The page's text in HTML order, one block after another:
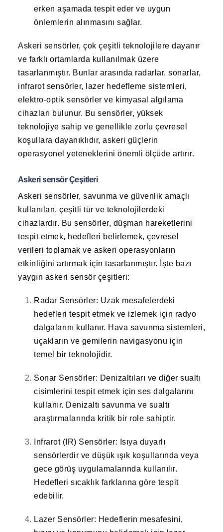
erken aşamada tespit eder ve uygun
önlemlerin alınmasını sağlar.
Askeri sensörler, çok çeşitli teknolojilere dayanır
ve farklı ortamlarda kullanılmak üzere
tasarlanmıştır. Bunlar arasında radarlar, sonarlar,
infrarot sensörler, lazer hedefleme sistemleri,
elektro-optik sensörler ve kimyasal algılama
cihazları bulunur. Bu sensörler, yüksek
teknolojiye sahip ve genellikle zorlu çevresel
koşullara dayanıklıdır, askeri güçlerin
operasyonel yeteneklerini önemli ölçüde artırır.
Askeri sensör Çeşitleri
Askeri sensörler, savunma ve güvenlik amaçlı
kullanılan, çeşitli tür ve teknolojilerdeki
cihazlardır. Bu sensörler, düşman hareketlerini
tespit etmek, hedefleri belirlemek, çevresel
verileri toplamak ve askeri operasyonların
etkinliğini artırmak için tasarlanmıştır. İşte bazı
yaygın askeri sensör çeşitleri:
Radar Sensörler: Uzak mesafelerdeki
hedefleri tespit etmek ve izlemek için radyo
dalgalarını kullanır. Hava savunma sistemleri,
uçakların ve gemilerin navigasyonu için
temel bir teknolojidir.
Sonar Sensörler: Denizaltıları ve diğer sualtı
cisimlerini tespit etmek için ses dalgalarını
kullanır. Denizaltı savunma ve sualtı
araştırmalarında kritik bir role sahiptir.
Infrarot (IR) Sensörler: Isıya duyarlı
sensörlerdir ve düşük ışık koşullarında veya
gece görüş uygulamalarında kullanılır.
Hedefleri sıcaklık farklarına göre tespit
edebilir.
Lazer Sensörler: Hedeflerin mesafesini,